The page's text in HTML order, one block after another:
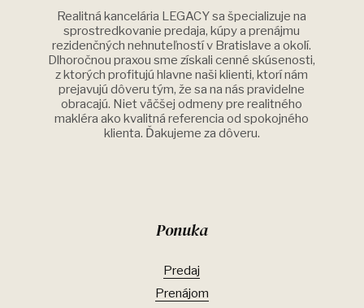
Realitná kancelária LEGACY sa špecializuje na
sprostredkovanie predaja, kúpy a prenájmu
rezidenčných nehnuteľností v Bratislave a okolí.
Dlhoročnou praxou sme získali cenné skúsenosti,
z ktorých profitujú hlavne naši klienti, ktorí nám
prejavujú dôveru tým, že sa na nás pravidelne
obracajú. Niet väčšej odmeny pre realitného
makléra ako kvalitná referencia od spokojného
klienta. Ďakujeme za dôveru.
Ponuka
Predaj
Prenájom